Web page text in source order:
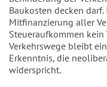
Baukosten decken
Mitfinanzierung aller
Steueraufkommen kein
Verkehrswege bleibt
Erkenntnis, die
widerspricht.